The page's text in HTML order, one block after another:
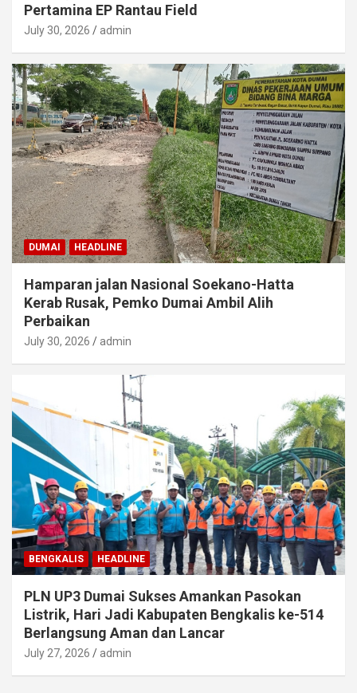
Pertamina EP Rantau Field
July 30, 2026 admin
DUMAI HEADLINE
Hamparan jalan Nasional Soekano-Hatta
Kerab Rusak, Pemko Dumai Ambil Alih
Perbaikan
July 30, 2026 admin
BENGKALIS HEADLINE
PLN UP3 Dumai Sukses Amankan Pasokan
Listrik, Hari Jadi Kabupaten Bengkalis ke-514
Berlangsung Aman dan Lancar
July 27, 2026 admin